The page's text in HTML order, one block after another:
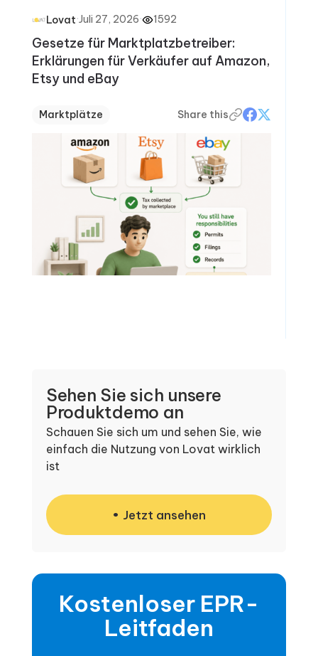
Lovat·Juli 27, 2026· 1592
Gesetze für Marktplatzbetreiber:
Erklärungen für Verkäufer auf Amazon,
Etsy und eBay
Marktplätze Share this
Sehen Sie sich unsere
Produktdemo an
Schauen Sie sich um und sehen Sie, wie
einfach die Nutzung von Lovat wirklich
ist
Jetzt ansehen
Kostenloser EPR-
Leitfaden